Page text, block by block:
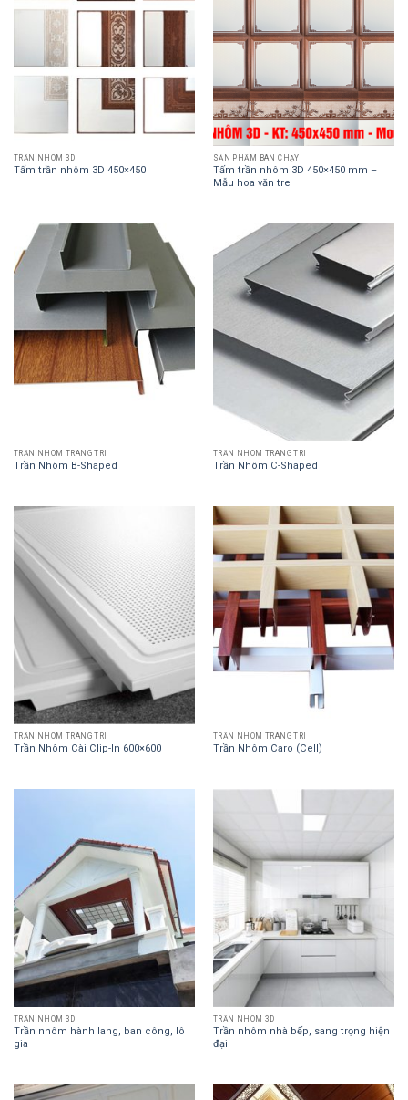
TRẦN NHÔM 3D
Tấm trần nhôm 3D 450×450
SẢN PHẨM BÁN CHẠY
Tấm trần nhôm 3D 450×450 mm –
Mẫu hoa văn tre
TRẦN NHÔM TRANG TRÍ
Trần Nhôm B-Shaped
TRẦN NHÔM TRANG TRÍ
Trần Nhôm C-Shaped
TRẦN NHÔM TRANG TRÍ
Trần Nhôm Cài Clip-In 600×600
TRẦN NHÔM TRANG TRÍ
Trần Nhôm Caro (Cell)
TRẦN NHÔM 3D
Trần nhôm hành lang, ban công, lô
gia
TRẦN NHÔM 3D
Trần nhôm nhà bếp, sang trọng hiện
đại